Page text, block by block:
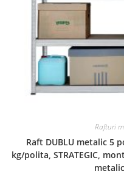
Rafturi
Raft DUBLU metalic 5
kg/polita, STRATEGIC,